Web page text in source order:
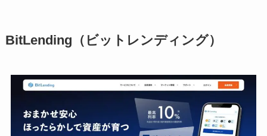
BitLending（ビットレンディング）